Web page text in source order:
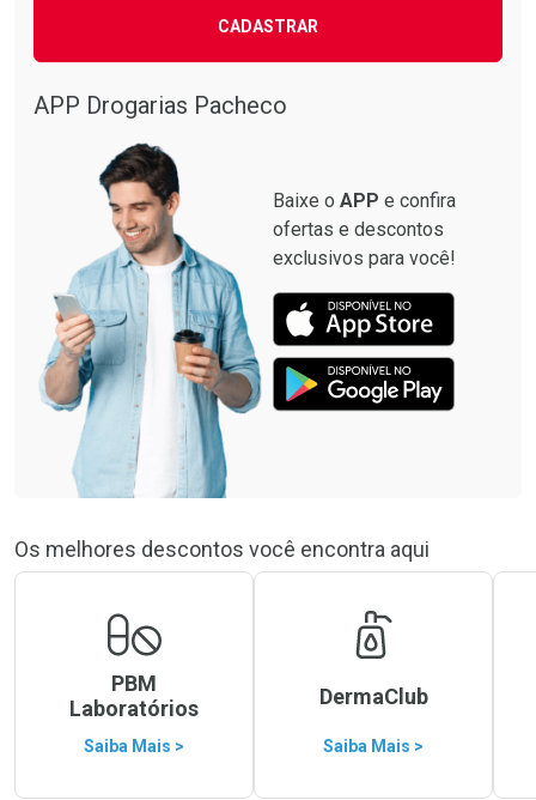
CADASTRAR
APP Drogarias Pacheco
Baixe o APP e confira
ofertas e descontos
exclusivos para você!
Os melhores descontos você encontra aqui
PBM
Laboratórios
Saiba Mais >
DermaClub
Saiba Mais >